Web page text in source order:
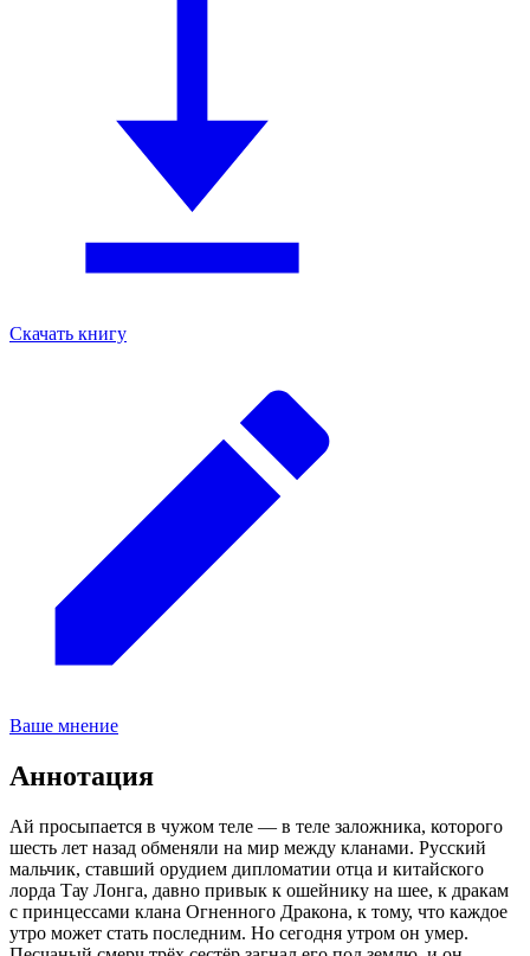
Скачать книгу
Ваше мнение
Аннотация
Ай просыпается в чужом теле — в теле заложника, которого
шесть лет назад обменяли на мир между кланами. Русский
мальчик, ставший орудием дипломатии отца и китайского
лорда Тау Лонга, давно привык к ошейнику на шее, к дракам
с принцессами клана Огненного Дракона, к тому, что каждое
утро может стать последним. Но сегодня утром он умер.